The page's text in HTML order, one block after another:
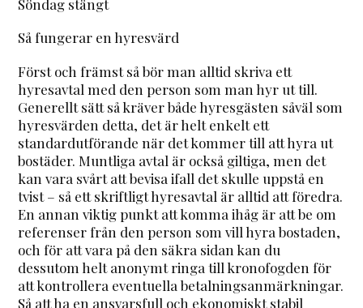
Söndag stängt
Så fungerar en hyresvärd
Först och främst så bör man alltid skriva ett
hyresavtal med den person som man hyr ut till.
Generellt sätt så kräver både hyresgästen såväl som
hyresvärden detta, det är helt enkelt ett
standardutförande när det kommer till att hyra ut
bostäder. Muntliga avtal är också giltiga, men det
kan vara svårt att bevisa ifall det skulle uppstå en
tvist – så ett skriftligt hyresavtal är alltid att föredra.
En annan viktig punkt att komma ihåg är att be om
referenser från den person som vill hyra bostaden,
och för att vara på den säkra sidan kan du
dessutom helt anonymt ringa till kronofogden för
att kontrollera eventuella betalningsanmärkningar.
Så att ha en ansvarsfull och ekonomiskt stabil